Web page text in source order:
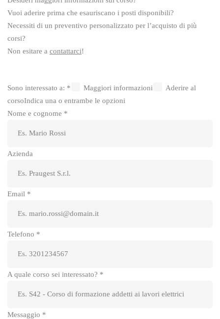
Vuoi aderire prima che esauriscano i posti disponibili?
Necessiti di un preventivo personalizzato per l’acquisto di più
corsi?
Non esitare a contattarci!
Sono interessato a: * Maggiori informazioni
Aderire al
corsoIndica una o entrambe le opzioni
Nome e cognome *
Azienda
Email *
Telefono *
A quale corso sei interessato? *
Messaggio *